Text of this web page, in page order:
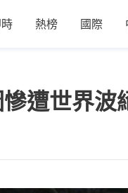
熱榜 國際
遭世界